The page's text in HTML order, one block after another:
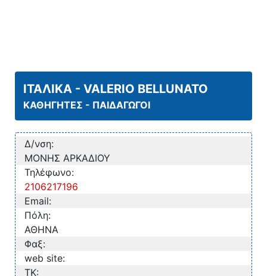
ΙΤΑΛΙΚΑ - VALERIO BELLUNATO
ΚΑΘΗΓΗΤΕΣ - ΠΑΙΔΑΓΩΓΟΙ
Δ/νση:
ΜΟΝΗΣ ΑΡΚΑΔΙΟΥ
Τηλέφωνο:
2106217196
Email:
Πόλη:
ΑΘΗΝΑ
Φαξ:
web site:
TK: